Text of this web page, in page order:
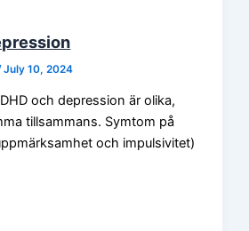
July 10, 2024
och depression är olika,
tillsammans. Symtom på
och impulsivitet)